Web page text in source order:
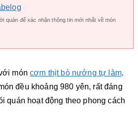
quán để xác nhận thông tin mới nhất về món
móncơm thịt bò nướng tự làm.
đều khoảng 980 yên, rất đáng
quán hoạt động theo phong cách